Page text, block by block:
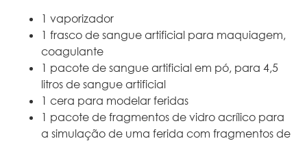
1 vaporizador
1 frasco de sangue artificial para maquiagem,
coagulante
1 pacote de sangue artificial em pó, para 4,5
litros de sangue artificial
1 cera para modelar feridas
1 pacote de fragmentos de vidro acrílico para
a simulação de uma ferida com fragmentos de